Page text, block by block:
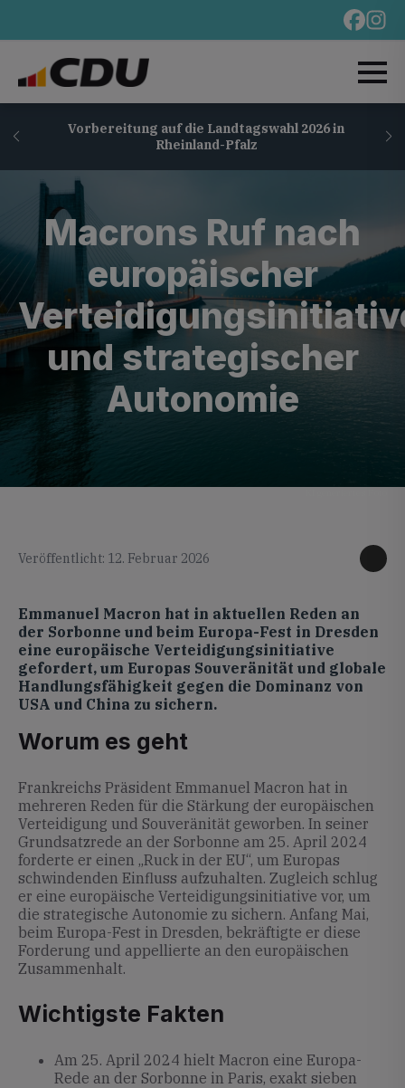
Vorbereitung auf die Landtagswahl 2026 in
Rheinland-Pfalz
Macrons Ruf nach
europäischer
und strategischer
Autonomie
Veröffentlicht: 12. Februar 2026
Emmanuel Macron hat in aktuellen Reden an
der Sorbonne und beim Europa-Fest in Dresden
eine europäische Verteidigungsinitiative
gefordert, um Europas Souveränität und globale
Handlungsfähigkeit gegen die Dominanz von
USA und China zu sichern.
Worum es geht
Frankreichs Präsident Emmanuel Macron hat in
mehreren Reden für die Stärkung der europäischen
Verteidigung und Souveränität geworben. In seiner
Grundsatzrede an der Sorbonne am 25. April 2024
forderte er einen „Ruck in der EU“, um Europas
schwindenden Einfluss aufzuhalten. Zugleich schlug
er eine europäische Verteidigungsinitiative vor, um
die strategische Autonomie zu sichern. Anfang Mai,
beim Europa-Fest in Dresden, bekräftigte er diese
Forderung und appellierte an den europäischen
Zusammenhalt.
Wichtigste Fakten
Am 25. April 2024 hielt Macron eine Europa-
Rede an der Sorbonne in Paris, exakt sieben